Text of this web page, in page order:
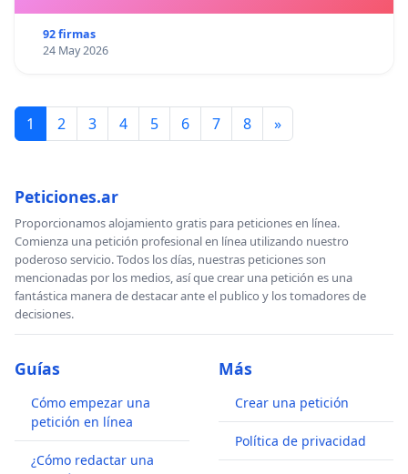
92 firmas
24 May 2026
1 2 3 4 5 6 7 8 »
Peticiones.ar
Proporcionamos alojamiento gratis para peticiones en línea.
Comienza una petición profesional en línea utilizando nuestro
poderoso servicio. Todos los días, nuestras peticiones son
mencionadas por los medios, así que crear una petición es una
fantástica manera de destacar ante el publico y los tomadores de
decisiones.
Guías
Cómo empezar una
petición en línea
¿Cómo redactar una
Más
Crear una petición
Política de privacidad